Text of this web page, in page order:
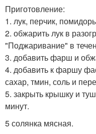
Приготовление:
1. лук, перчик,
2. обжарить лук в
"Поджаривание" в
3. добавить фарш и
4. добавить к фаршу
сахар, тмин, соль и
5. закрыть крышку и
минут.
5 солянка мясная.